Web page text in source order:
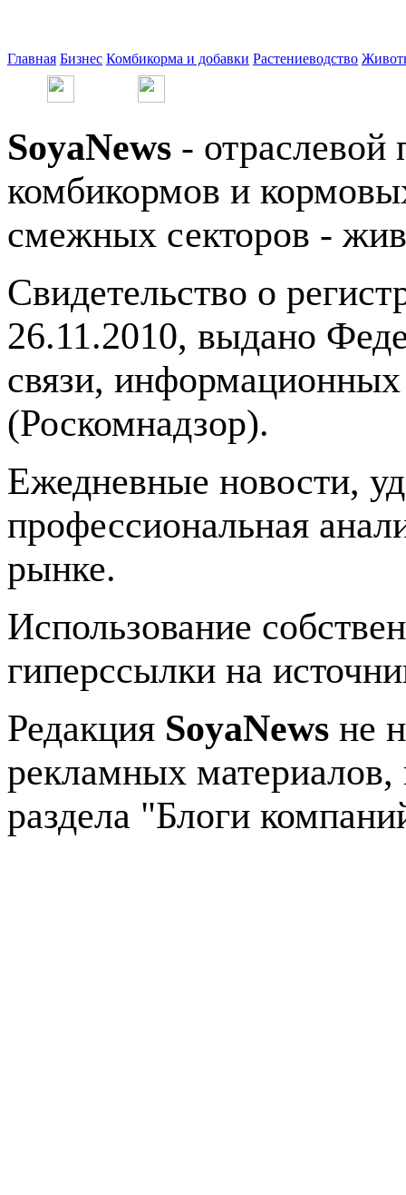
Главная Бизнес Комбикорма и добавки Растениеводство
SoyaNews - отраслевой
комбикормов и
смежных секторов -
Свидетельство о
26.11.2010, выдано
связи,
(Роскомнадзор).
Ежедневные новости,
профессиональная
рынке.
Использование
гиперссылки на
Редакция SoyaNews не
рекламных
раздела "Блоги